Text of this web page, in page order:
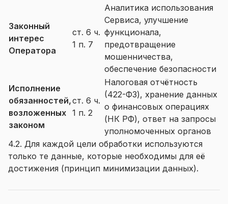
Законный
интерес
Оператора
ст. 6 ч.
1 п. 7
Аналитика использования
Сервиса, улучшение
функционала,
предотвращение
мошенничества,
обеспечение безопасности
Исполнение
обязанностей,
возложенных
законом
ст. 6 ч.
1 п. 2
Налоговая отчётность
(422-ФЗ), хранение данных
о финансовых операциях
(НК РФ), ответ на запросы
уполномоченных органов
4.2. Для каждой цели обработки используются
только те данные, которые необходимы для её
достижения (принцип минимизации данных).